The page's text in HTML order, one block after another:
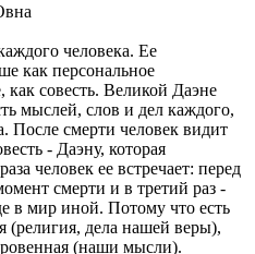
человека. Ее
как персональное
как совесть. Великой Даэне
мыслей, слов и дел каждого,
После смерти человек видит
- Даэну, которая
человек ее встречает: перед
смерти и в третий раз -
в мир иной. Потому что есть
(религия, дела нашей веры),
(наши мысли).